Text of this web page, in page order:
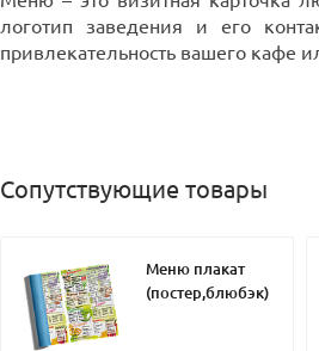
логотип заведения и его
привлекательность вашего кафе
Сопутствующие товары
Меню плакат
(постер,блюбэк)